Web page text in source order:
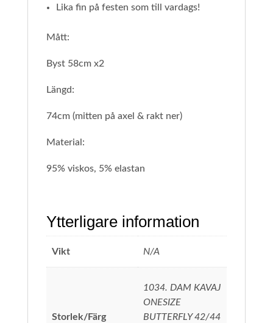
Lika fin på festen som till vardags!
Mått:
Byst 58cm x2
Längd:
74cm (mitten på axel & rakt ner)
Material:
95% viskos, 5% elastan
Ytterligare information
Vikt N/A
Storlek/Färg
1034. DAM KAVAJ
ONESIZE
BUTTERFLY 42/44